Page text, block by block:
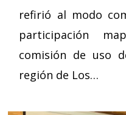
refirió al modo
participación
comisión de uso
región de Los…